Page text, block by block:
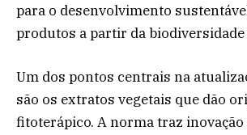
para o desenvolvimento
produtos a partir da
Um dos pontos centrais na
são os extratos vegetais que dão
fitoterápico. A norma traz inovação